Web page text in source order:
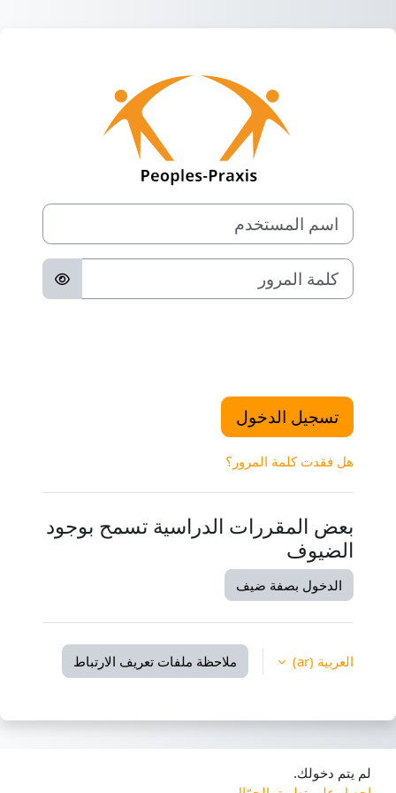
الدخول إلى Free online courses from Peoples-Praxis: Public health, open science, research methods, thoughtful practice
اسم المستخدم
كلمة المرور
تسجيل الدخول
هل فقدت كلمة المرور؟
بعض المقررات الدراسية تسمح بوجود
الضيوف
الدخول بصفة ضيف
العربية ‎(ar)‎ ملاحظة ملفات تعريف الارتباط
لم يتم دخولك.